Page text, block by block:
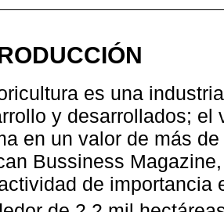
es una
y desarrollados; el
en un valor de más
Bussiness
de importancia